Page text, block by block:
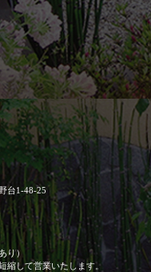
台1-48-25
り）
縮して営業いたします。